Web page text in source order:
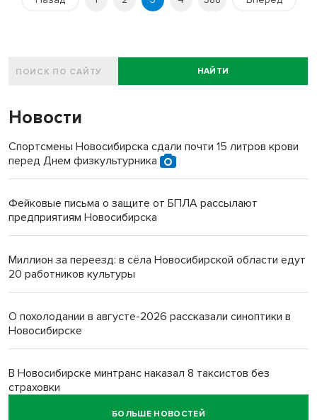
НАЙТИ
Новости
Спортсмены Новосибирска сдали почти 15 литров крови
перед Днем физкультурника
Фейковые письма о защите от БПЛА рассылают
предприятиям Новосибирска
Миллион за переезд: в сёла Новосибирской области едут
20 работников культуры
О похолодании в августе-2026 рассказали синоптики в
Новосибирске
В Новосибирске минтранс наказал 8 таксистов без
страховки
БОЛЬШЕ НОВОСТЕЙ